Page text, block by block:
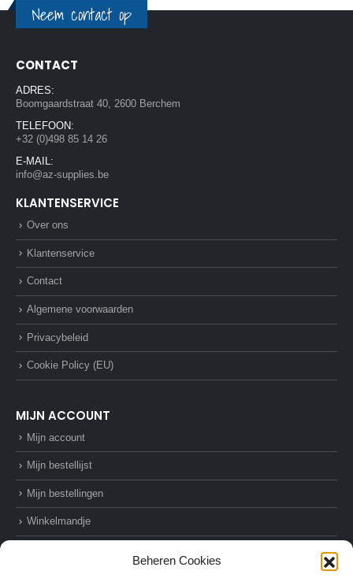
Beheren Cookies
Neem contact op
CONTACT
ADRES:
Boomgaardstraat 40, 2600 Berchem
TELEFOON:
+32 (0)498 85 14 26
E-MAIL:
info@az-supplies.be
KLANTENSERVICE
Over ons
Klantenservice
Contact
Algemene voorwaarden
Privacybeleid
Cookie Policy (EU)
MIJN ACCOUNT
Mijn account
Mijn bestellijst
Mijn bestellingen
Winkelmandje